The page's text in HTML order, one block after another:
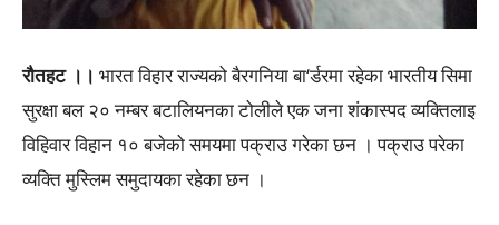
रौतहट ।। भारत विहार राज्यको बैरगनिया बा‘र्डरमा रहेका भारतीय सिमा
सुरक्षा बल २० नम्बर बटालियनका टोलीले एक जना शंकास्पद व्यक्तिलाइ
विहिवार विहान १० बजेको समयमा पक्राउ गरेका छन । पक्राउ परेका
व्यक्ति मुस्लिम समुदायका रहेका छन ।